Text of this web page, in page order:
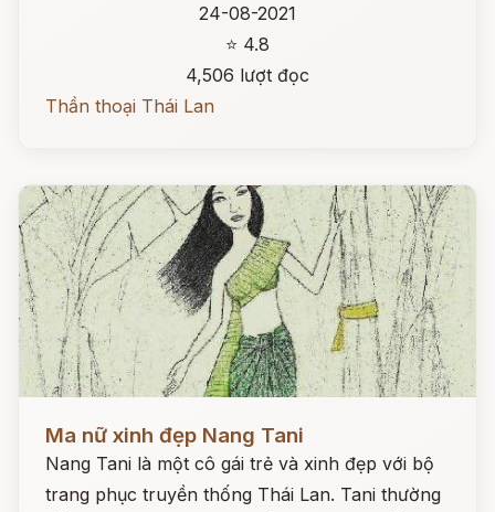
24-08-2021
⭐ 4.8
4,506 lượt đọc
Thần thoại Thái Lan
Ma nữ xinh đẹp Nang Tani
Nang Tani là một cô gái trẻ và xinh đẹp với bộ
trang phục truyền thống Thái Lan. Tani thường